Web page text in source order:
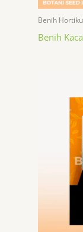
Benih
Benih